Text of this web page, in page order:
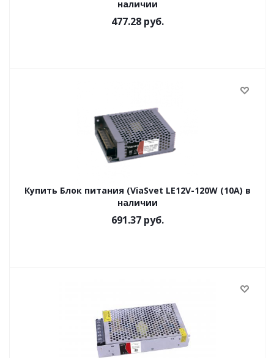
наличии
477.28 руб.
Купить Блок питания (ViaSvet LE12V-120W (10A) в
наличии
691.37 руб.